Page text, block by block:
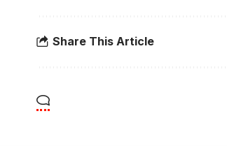
Share This Article